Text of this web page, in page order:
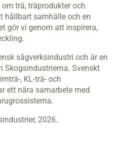
trä, träprodukter och
hållbart samhälle och en
gör vi genom att inspirera,
sågverksindustri och är en
Skogsindustrierna. Svenskt
, KL-trä- och
ett nära samarbete med
2026.